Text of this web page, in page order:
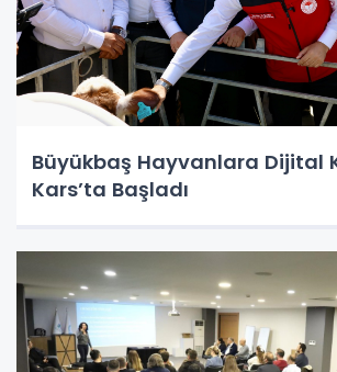
Büyükbaş Hayvanlara Dijital
Kars’ta Başladı